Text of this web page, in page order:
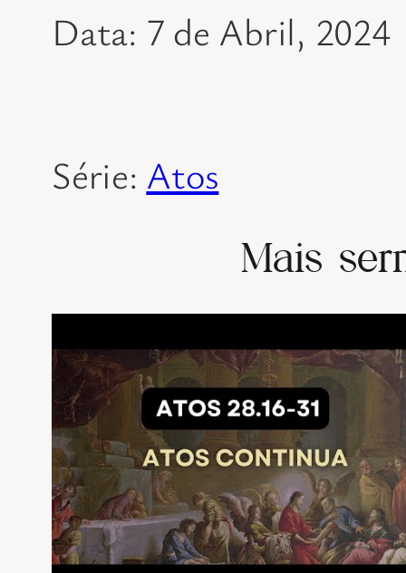
Data: 7 de Abril, 2024
Série: Atos
Mais